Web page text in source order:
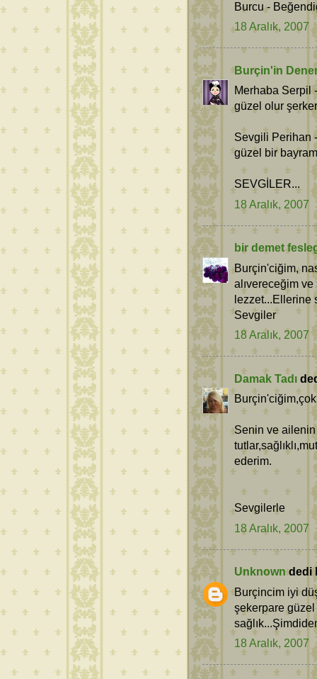
Burcu -
18 Aralık, 2007
Burçin'in
Merhaba Serpil
güzel olur
Sevgili Perihan
güzel bir
SEVGİLER...
18 Aralık, 2007
bir demet
Burçin'ciğim,
alıvereceğim ve
lezzet...Ellerine
Sevgiler
18 Aralık, 2007
Damak Tadı
Senin ve ailenin
ederim.
Sevgilerle
18 Aralık, 2007
Unknowndedi
Burçincim iyi
şekerpare
18 Aralık, 2007